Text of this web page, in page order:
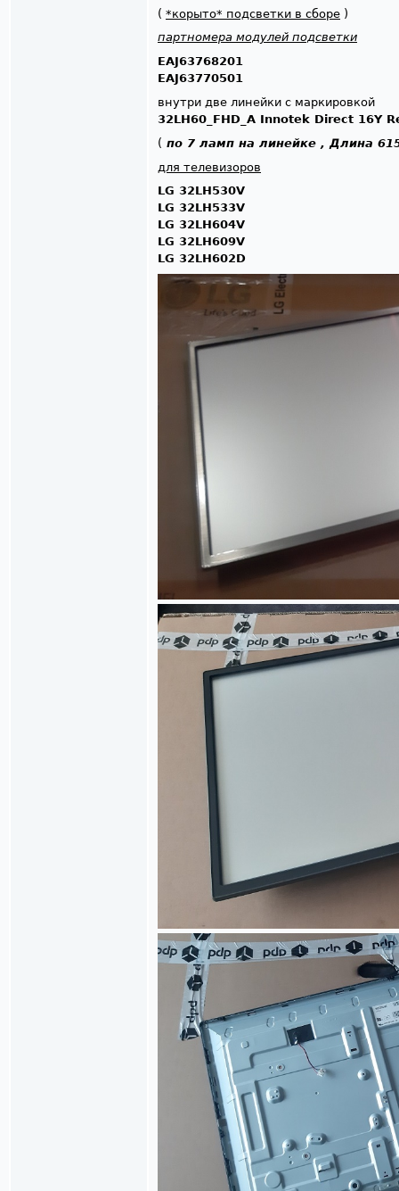
( *корыто* подсветки в сборе )
партномера модулей подсветки
EAJ63768201
EAJ63770501
внутри две линейки с маркировкой
32LH60_FHD_A Innotek Direct 16Y
( по 7 ламп на линейке , Длина
для телевизоров
LG 32LH530V
LG 32LH533V
LG 32LH604V
LG 32LH609V
LG 32LH602D